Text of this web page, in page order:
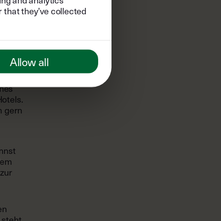
they’ve collected
Allow all
die
gern